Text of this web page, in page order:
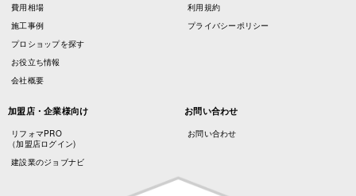
費用相場
施工事例
プロショップを探す
お役立ち情報
会社概要
利用規約
プライバシーポリシー
加盟店・企業様向け
リフォマPRO
（加盟店ログイン)
建設業のジョブナビ
お問い合わせ
お問い合わせ